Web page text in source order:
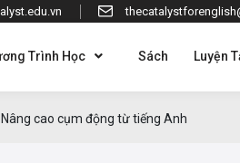
Trình Học Sách Luyện
cao cụm động từ tiếng Anh